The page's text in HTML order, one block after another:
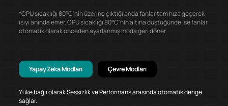
*CPU sıcaklığı 80°C'nin üzerine çıktığı anda fanlar tam hıza geçerek
ısıyı anında emer. CPU sıcaklığı 80°C'nin altına düştüğünde ise fanlar
otomatik olarak önceden ayarlanmış moda geri döner.
Yapay Zeka Modları Çevre Modları
Yüke bağlı olarak Sessizlik ve Performans arasında otomatik denge
sağlar.